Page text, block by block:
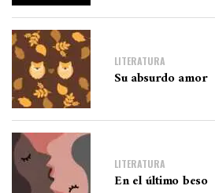
LITERATURA
Su absurdo amor
LITERATURA
En el último beso